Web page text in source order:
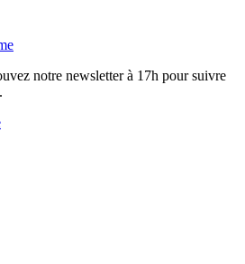
notre newsletter à 17h pour suivre